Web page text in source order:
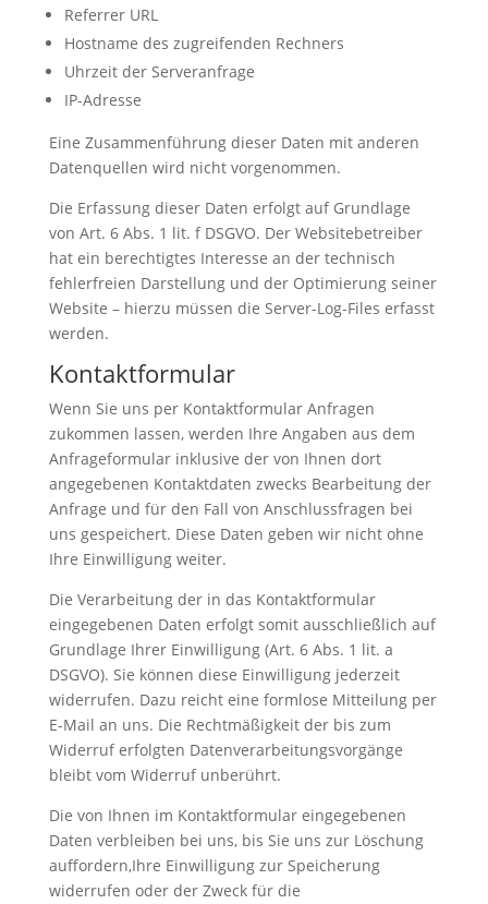
Referrer URL
Hostname des zugreifenden Rechners
Uhrzeit der Serveranfrage
IP-Adresse
Eine Zusammenführung dieser Daten mit anderen
Datenquellen wird nicht vorgenommen.
Die Erfassung dieser Daten erfolgt auf Grundlage
von Art. 6 Abs. 1 lit. f DSGVO. Der Websitebetreiber
hat ein berechtigtes Interesse an der technisch
fehlerfreien Darstellung und der Optimierung seiner
Website – hierzu müssen die Server-Log-Files erfasst
werden.
Kontaktformular
Wenn Sie uns per Kontaktformular Anfragen
zukommen lassen, werden Ihre Angaben aus dem
Anfrageformular inklusive der von Ihnen dort
angegebenen Kontaktdaten zwecks Bearbeitung der
Anfrage und für den Fall von Anschlussfragen bei
uns gespeichert. Diese Daten geben wir nicht ohne
Ihre Einwilligung weiter.
Die Verarbeitung der in das Kontaktformular
eingegebenen Daten erfolgt somit ausschließlich auf
Grundlage Ihrer Einwilligung (Art. 6 Abs. 1 lit. a
DSGVO). Sie können diese Einwilligung jederzeit
widerrufen. Dazu reicht eine formlose Mitteilung per
E-Mail an uns. Die Rechtmäßigkeit der bis zum
Widerruf erfolgten Datenverarbeitungsvorgänge
bleibt vom Widerruf unberührt.
Die von Ihnen im Kontaktformular eingegebenen
Daten verbleiben bei uns, bis Sie uns zur Löschung
auffordern,Ihre Einwilligung zur Speicherung
widerrufen oder der Zweck für die